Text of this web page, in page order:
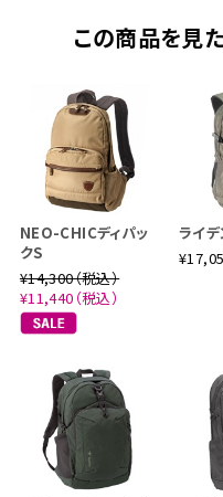
この商品を見
NEO-CHICディパッ
クS
¥14,300（税込）
¥11,440（税込）
ライ